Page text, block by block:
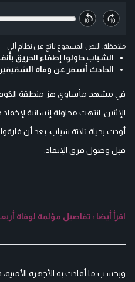
ملاحظة: النص المسموع ناتج عن نظام آلي
الشباب حاولوا إطفاء الحريق
الحادث أسفر عن وفاة
في مشهد مأساوي هز منطقة الكوم
الإثنين، انتهت محاولة إنسانية
أودت بحياة ثلاثة شباب، بعد أن
قبل وصول فرق الإنقاذ.
اقرأ أيضا : تفاصيل مؤلمة لوفاة
وبحسب ما أفادت به الأجهزة الأمنية،